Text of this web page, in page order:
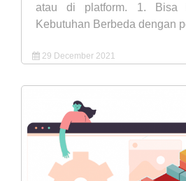
atau di platform. 1. Bisa
Kebutuhan Berbeda dengan
29 December 2021